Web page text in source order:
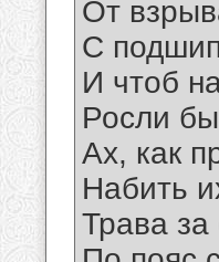
От
С
И чтоб
Росли
Ах, как
Набить
Трава